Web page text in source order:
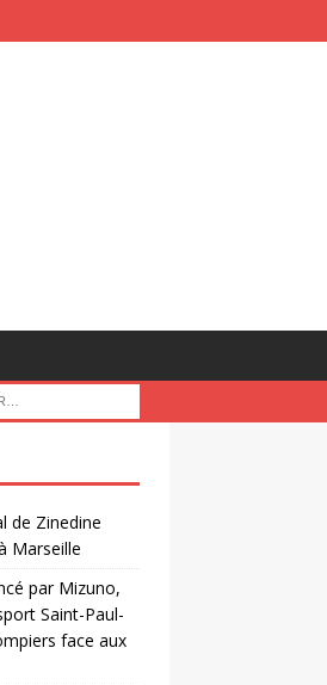
de Zinedine
Marseille
par Mizuno,
Saint-Paul-
face aux